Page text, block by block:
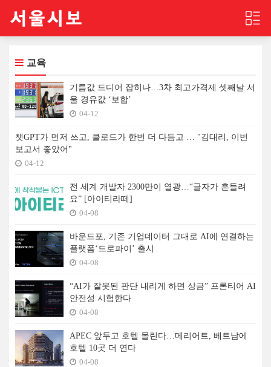
교육
기름값 드디어 잡히나…3차 최고가격제 셋째날 서
울 경유값 ‘보합’
04-12
챗GPT가 먼저 쓰고, 클로드가 한번 더 다듬고 … "김대리, 이번
보고서 좋았어"
04-12
전 세계 개발자 2300만이 열광…“글자가 흔들려
요” [아이티라떼]
04-08
바운드포, 기존 기업데이터 그대로 AI에 연결하는
플랫폼‘드로파이’ 출시
04-08
“AI가 잘못된 판단 내리게 하면 상금” 프론티어 AI
안전성 시험한다
04-08
APEC 앞두고 호텔 몰린다…메리어트, 베트남에
호텔 10곳 더 연다
04-08